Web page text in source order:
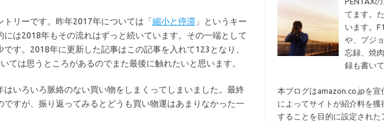
リーです。昨年2017年については「縮小と停滞」というキー
は2018年もその流れはずっと続いています。その一端として
す。2018年に更新した記事はこの記事を入れて123となり、
ては思うところがあるのでまた最後に触れたいと思います。
いろいろ脈絡のない買い物をしまくってしまいました。最終
すが、振り返ってみるとどうも買い物運はあまりなかった一
てます。
います。
や、プジ
忘録、焼
録も書い
本ブログはamazon.co.jpを宣
によってサイトが紹介料を
することを目的に設定された